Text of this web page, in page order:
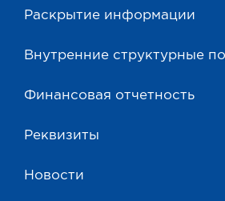
Раскрытие информации
Внутренние структурные
Финансовая отчетность
Реквизиты
Новости